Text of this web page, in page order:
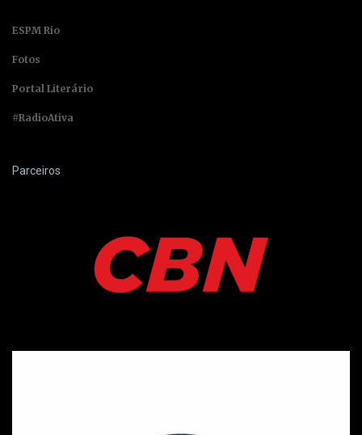
ESPM Rio
Fotos
Portal Literário
#RadioAtiva
Parceiros